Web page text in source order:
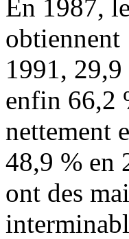
En 1987,
obtiennent
1991,
enfin 66,2
nettement
48,9 % en
ont des